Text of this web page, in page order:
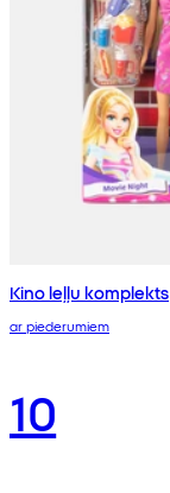
Kino leļļu komplekts
ar piederumiem
10